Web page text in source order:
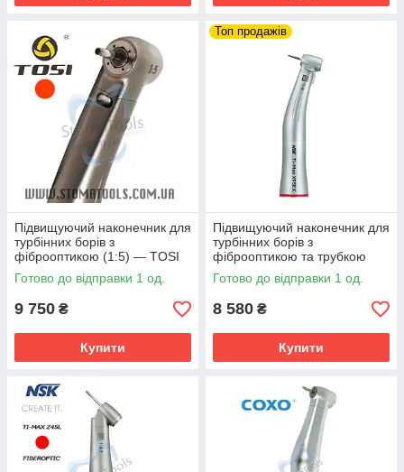
Підвищуючий наконечник для
турбінних борів з
фіброоптикою (1:5) — TOSI
TX-741
Готово до відправки 1 од.
9 750 ₴
Купити
Топ продажів
Підвищуючий наконечник для
турбінних борів з
фіброоптикою та трубкою
подачі фізрозчину - NSK Ti-
Max X-95L-EX (1:5)
Готово до відправки 1 од.
8 580 ₴
Купити